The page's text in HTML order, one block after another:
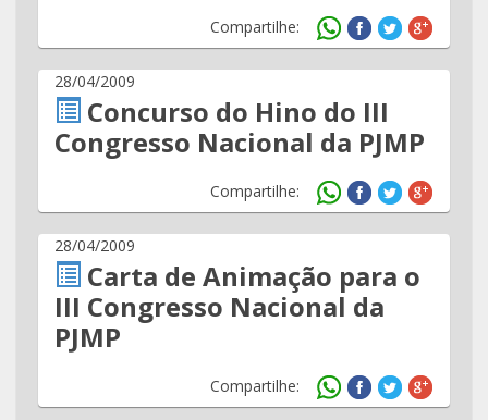
Compartilhe:
28/04/2009
Concurso do Hino do III
Congresso Nacional da PJMP
Compartilhe:
28/04/2009
Carta de Animação para o
III Congresso Nacional da
PJMP
Compartilhe: